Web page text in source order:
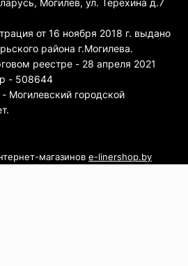
Могилев, ул. Терехина д.7
от 16 ноября 2018 г. выдано
района г.Могилева.
реестре - 28 апреля 2021
- 508644
Могилевский городской
магазинов e-linershop.by